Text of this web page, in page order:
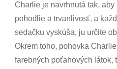
Charlie je navrhnutá tak,
pohodlie a trvanlivosť, a
sedačku vyskúša, ju určite
Okrem toho, pohovkaCharlie
farebných poťahových látok,